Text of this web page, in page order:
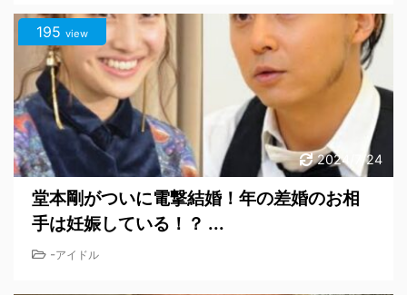
2024/7/24
195 view
堂本剛がついに電撃結婚！年の差婚のお相
手は妊娠している！？ ...
-アイドル